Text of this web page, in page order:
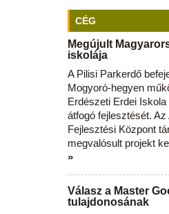
CÉG
Megújult
iskolája
A Pilisi Parkerdő
Mogyoró-hegyen
Erdészeti Erdei
átfogó fejlesztését.
Fejlesztési Központ
megvalósult projekt
»
Válasz a Master
tulajdonosának